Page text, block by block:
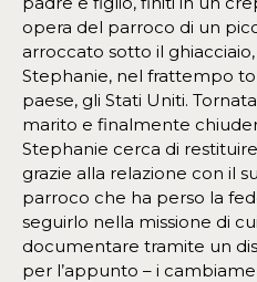
opera del parroco di un
arroccato sotto il
Stephanie, nel frattempo
paese, gli Stati Uniti.
marito e finalmente
Stephanie cerca di
grazie alla relazione con il
parroco che ha perso la
seguirlo nella missione di
documentare tramite un
per l’appunto – i